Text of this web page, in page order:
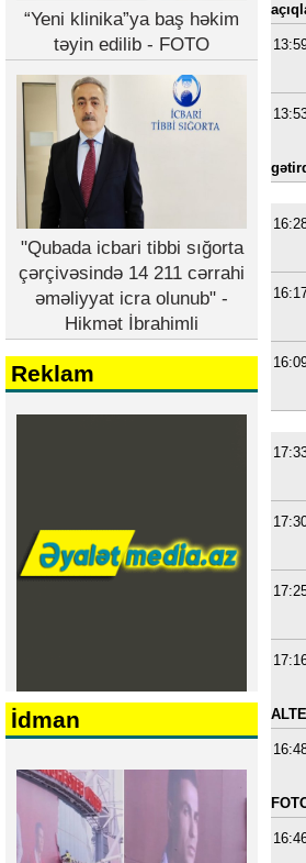
Respublika Psixiatriya
Xəstəxanasına yeni baş
həkim təyin edildi
“Yeni
təyin edilib
“Yeni klinika”ya baş həkim
təyin edilib - FOTO
"Qubada icbari tibbi sığorta
çərçivəsində 14 211 cərrahi
əməliyyat icra olunub" -
Hikmət İbrahimli
Reklam
İdman